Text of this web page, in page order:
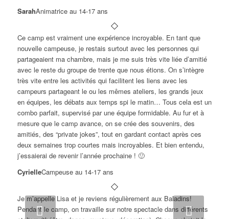
SarahAnimatrice au 14-17 ans
Ce camp est vraiment une expérience incroyable. En tant que
nouvelle campeuse, je restais surtout avec les personnes qui
partageaient ma chambre, mais je me suis très vite liée d’amitié
avec le reste du groupe de trente que nous étions. On s’intègre
très vite entre les activités qui facilitent les liens avec les
campeurs partageant le ou les mêmes ateliers, les grands jeux
en équipes, les débats aux temps spi le matin… Tous cela est un
combo parfait, supervisé par une équipe formidable. Au fur et à
mesure que le camp avance, on se crée des souvenirs, des
amitiés, des “private jokes”, tout en gardant contact après ces
deux semaines trop courtes mais incroyables. Et bien entendu,
j’essaierai de revenir l’année prochaine ! 🙂
CyrielleCampeuse au 14-17 ans
Je m’appelle Lisa et je reviens régulièrement aux Baladins!
Pendant le camp, on travaille sur notre spectacle dans différents
Suivant